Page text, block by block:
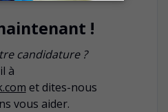
!
candidature ?
à
et dites-nous
vous aider.